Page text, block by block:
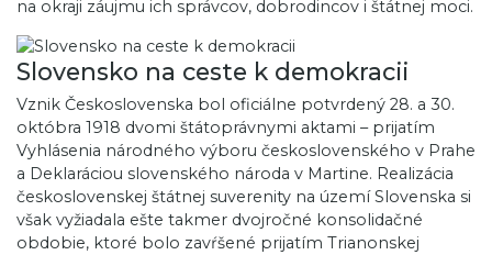
na okraji záujmu ich správcov, dobrodincov i štátnej moci.
Slovensko na ceste k demokracii
Vznik Československa bol oficiálne potvrdený 28. a 30.
októbra 1918 dvomi štátoprávnymi aktami – prijatím
Vyhlásenia národného výboru československého v Prahe
a Deklaráciou slovenského národa v Martine. Realizácia
československej štátnej suverenity na území Slovenska si
však vyžiadala ešte takmer dvojročné konsolidačné
obdobie, ktoré bolo zavŕšené prijatím Trianonskej